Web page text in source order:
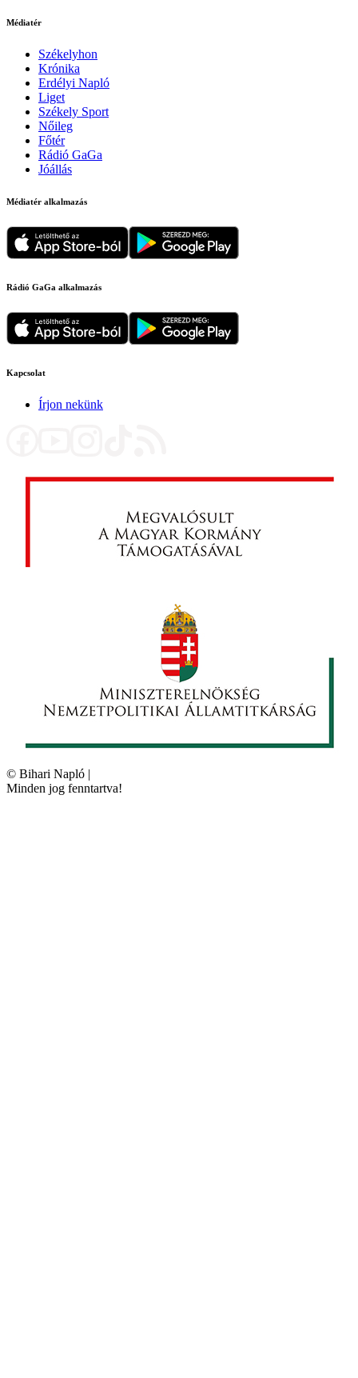
Médiatér
Székelyhon
Krónika
Erdélyi Napló
Liget
Székely Sport
Nőileg
Főtér
Rádió GaGa
Jóállás
Médiatér alkalmazás
Rádió GaGa alkalmazás
Kapcsolat
Írjon nekünk
© Bihari Napló |
Minden jog fenntartva!